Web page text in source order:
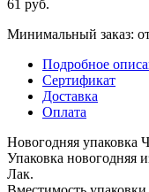
61 руб.
Минимальный заказ:
Подробное
Сертификат
Доставка
Оплата
Новогодняя упаковка
Упаковка новогодняя
Лак.